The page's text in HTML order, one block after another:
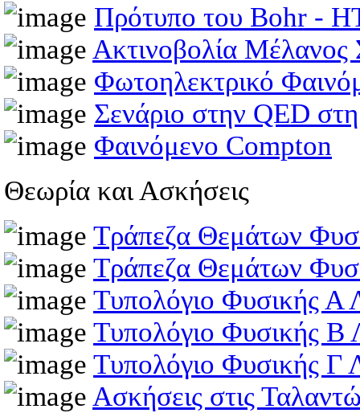
Πρότυπο του Bohr -
Ακτινοβολία Μέλανος
Φωτοηλεκτρικό
Σενάριο στην QED
Φαινόμενο Compton
Θεωρία και Ασκήσεις
Τράπεζα Θεμάτων
Τράπεζα Θεμάτων
Τυπολόγιο Φυσικής Α
Τυπολόγιο Φυσικής Β
Τυπολόγιο Φυσικής Γ
Ασκήσεις στις